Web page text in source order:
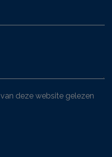
van deze website gelezen